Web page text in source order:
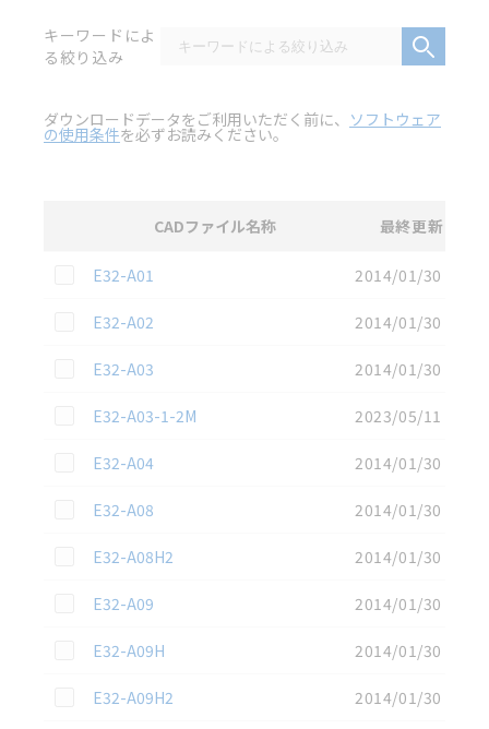
キーワードによ
る絞り込み
ダウンロードデータをご利用いただく前に、 ソフトウェア
の使用条件を必ずお読みください。
CADファイル名称 最終更新
この資料を選択
E32-A01
2014/01/30
この資料を選択
E32-A02
2014/01/30
この資料を選択
E32-A03
2014/01/30
この資料を選択
E32-A03-1-2M
2023/05/11
この資料を選択
E32-A04
2014/01/30
この資料を選択
E32-A08
2014/01/30
この資料を選択
E32-A08H2
2014/01/30
この資料を選択
E32-A09
2014/01/30
この資料を選択
E32-A09H
2014/01/30
この資料を選択
E32-A09H2
2014/01/30